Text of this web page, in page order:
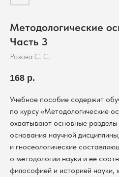
Методологические
Часть 3
Розова С. С.
168 р.
Учебное пособие содержит
по курсу «Методологические
охватывают основные
основания научной
и гносеологические
о методологии науки и ее
философией и историей науки,